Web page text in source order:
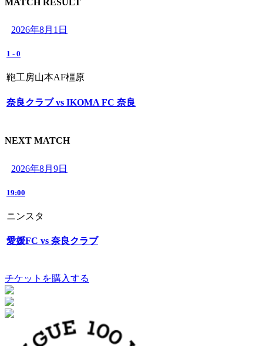
2026年8月1日
1 - 0
鞄工房山本AF橿原
奈良クラブ vs IKOMA FC 奈良
NEXT MATCH
2026年8月9日
19:00
ニンスタ
愛媛FC vs 奈良クラブ
チケットを購入する